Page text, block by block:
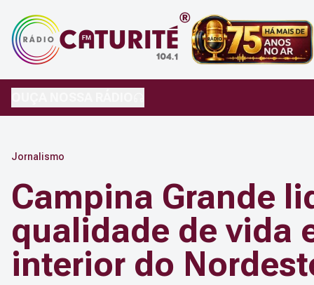
Jornalismo
Campina Grande
qualidade de vida
interior do